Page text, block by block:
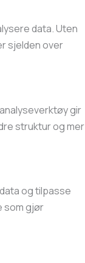
data. Uten
sjelden over
gir
struktur og mer
og tilpasse
som gjør